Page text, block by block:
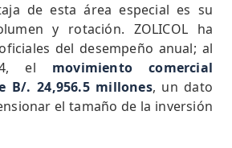
de esta área especial es su
y rotación. ZOLICOL ha
del desempeño anual; al
el movimiento comercial
B/. 24,956.5 millones, un dato
el tamaño de la inversión